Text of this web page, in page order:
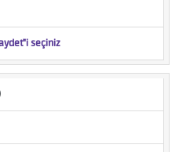
seçiniz